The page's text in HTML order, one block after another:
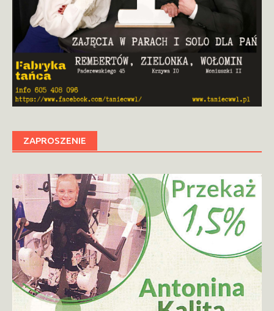
ZAPROSZENIE